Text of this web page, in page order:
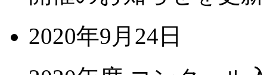
2020年9月24日